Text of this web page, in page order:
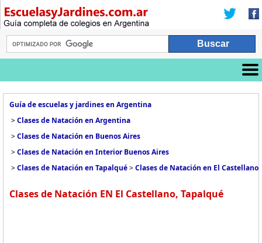
Guía de escuelas y jardines en Argentina
>Clases de Natación en Argentina
>Clases de Natación en Buenos Aires
>Clases de Natación en Interior Buenos Aires
>Clases de Natación en Tapalqué>Clases de Natación en El Castellano
Clases de Natación EN El Castellano, Tapalqué